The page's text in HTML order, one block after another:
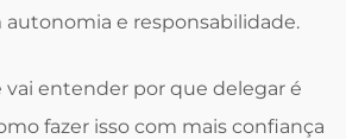
e responsabilidade.
vai entender por que delegar é
fazer isso com mais confiança